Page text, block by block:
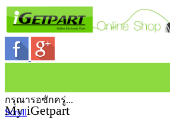
My iGetpart
กรุณารอซักครู่...
Scroll